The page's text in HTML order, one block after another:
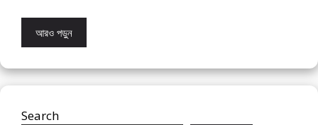
আরও পড়ুন
Search